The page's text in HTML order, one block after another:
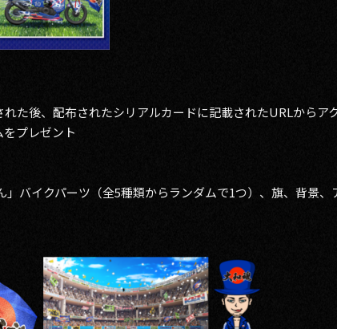
れた後、配布されたシリアルカードに記載されたURLから
プレゼント
」バイクパーツ（全5種類からランダムで1つ）、旗、背景